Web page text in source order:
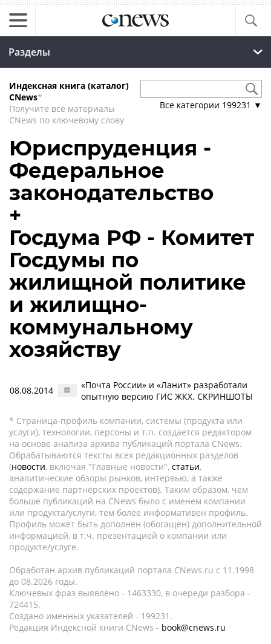
Разделы
Индексная книга (каталог)
CNews*
Получите все материалы
CNews по ключевому слову
Все категории 199231 ▼
Юриспруденция -
Федеральное
законодательство
+
Госдума РФ - Комитет
Госдумы по
жилищной политике
и жилищно-
коммунальному
хозяйству
08.08.2014
«Почта России» и «Ланит» разработали
опытную версию ГИС ЖКХ. СКРИНШОТЫ
* Страница-профиль компании, системы (продукта или
услуги), технологии, персоны и т.п. создается редактором
на основе анализа архива публикаций портала CNews.
Обрабатываются тексты всех редакционных разделов
(новости, включая "Главные новости", статьи,
аналитические обзоры рынков, интервью, а также
содержание партнёрских проектов). Таким образом, чем
больше публикаций на CNews было с именем компании
или продукта/услуги, тем более информативен профиль.
Профиль может быть дополнен (обогащен) дополнительной
информацией, в т.ч. презентацией о компании или
продукте/услуге.
Обработан архив публикаций портала CNews.ru c 11.1998
до 08.2026 годы.
Ключевых фраз выявлено - 1463330, в очереди разбора -
724415.
Создано именных указателей - 199231.
Редакция Индексной книги CNews - book@cnews.ru